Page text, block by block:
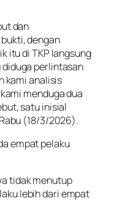
dan
dengan
itu di TKP langsung
perlintasan
kami analisis
menduga dua
satu inisial
(18/3/2026).
empat pelaku
tidak menutup
lebih dari empat